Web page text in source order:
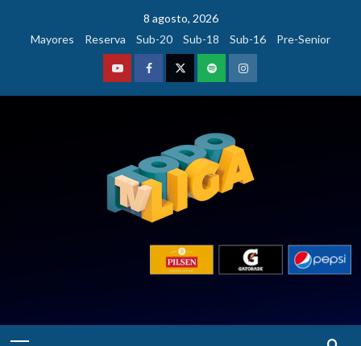
contenido
8 agosto, 2026
Mayores
Reserva Sub-20 Sub-18 Sub-16 Pre-Senior
YoutubeFacebookTwitterPodcastInstagram
Notas centrales